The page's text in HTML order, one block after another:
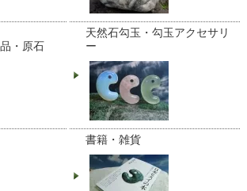
・原石
天然石勾玉・勾玉アクセサリ
ー
書籍・雑貨